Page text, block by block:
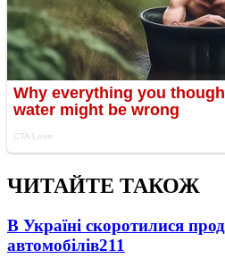
ЧИТАЙТЕ ТАКОЖ
В Україні скоротилися
автомобілів211